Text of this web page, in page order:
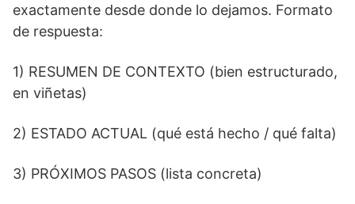
exactamente desde donde lo dejamos. Formato
de respuesta:
1) RESUMEN DE CONTEXTO (bien estructurado,
en viñetas)
2) ESTADO ACTUAL (qué está hecho / qué falta)
3) PRÓXIMOS PASOS (lista concreta)